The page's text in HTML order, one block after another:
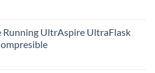
Running UltrAspire UltraFlask